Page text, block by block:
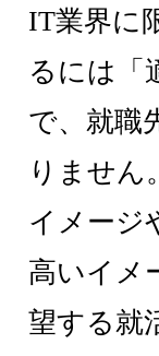
IT業界に
るには「
で、就職
りません
イメージ
高いイメ
望する就